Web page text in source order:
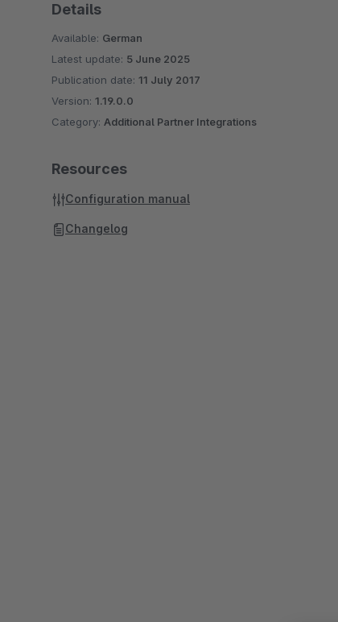
Details
Available: German
Latest update: 5 June 2025
Publication date: 11 July 2017
Version: 1.19.0.0
Category: Additional Partner Integrations
Resources
Configuration manual
Changelog